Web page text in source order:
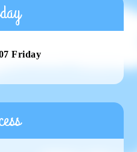
Friday